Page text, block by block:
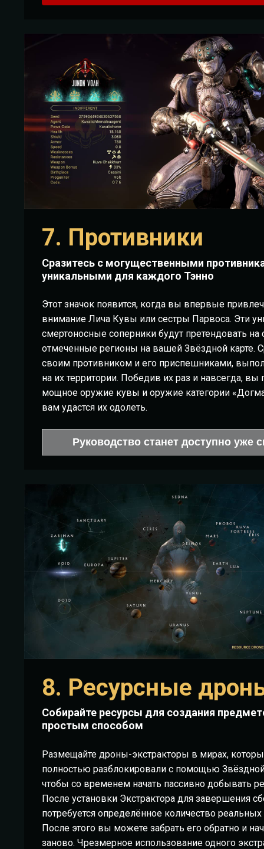
7. Противники
Сразитесь с могущественными
уникальными для каждого Тэнно
Этот значок появится, когда вы впервые
внимание Лича Кувы или сестры Парвоса. Эти
смертоносные соперники будут претендовать на
отмеченные регионы на вашей Звёздной карте.
своим противником и его приспешниками,
на их территории. Победив их раз и навсегда, вы
мощное оружие кувы и оружие категории
вам удастся их одолеть.
Руководство станет доступно уже
8. Ресурсные
Собирайте ресурсы для создания
простым способом
Размещайте дроны-экстракторы в мирах,
полностью разблокировали с помощью
чтобы со временем начать пассивно добывать
После установки Экстрактора для завершения
потребуется определённое количество реальных
После этого вы можете забрать его обратно и
заново. Чрезмерное использование одного